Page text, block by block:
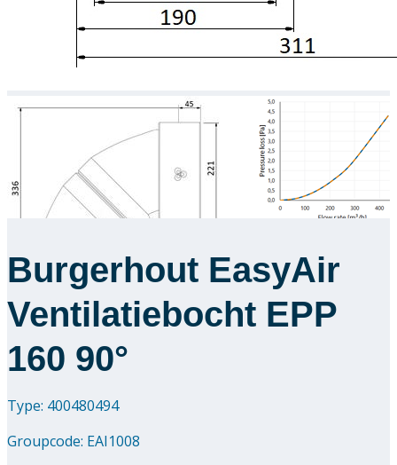
Burgerhout EasyAir
Ventilatiebocht EPP
160 90°
Type: 400480494
Groupcode: EAI1008